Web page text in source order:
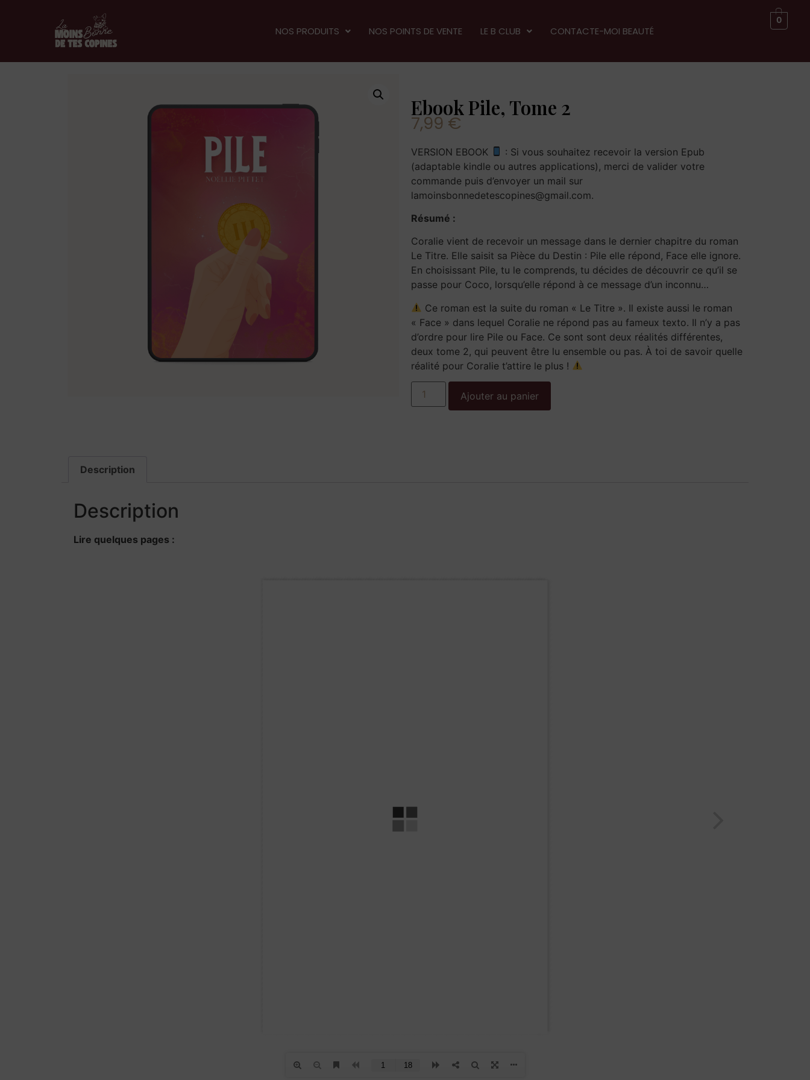
NOS PRODUITS NOS POINTS DE VENTE LE B CLUB CONTACTE-MOI BEAUTÉ
0
Ebook Pile, Tome 2
7,99 €
VERSION EBOOK
: Si vous souhaitez recevoir la version Epub
(adaptable kindle ou autres applications), merci de valider votre
commande puis d’envoyer un mail sur
lamoinsbonnedetescopines@gmail.com.
Résumé :
Coralie vient de recevoir un message dans le dernier chapitre du roman
Le Titre. Elle saisit sa Pièce du Destin : Pile elle répond, Face elle ignore.
En choisissant Pile, tu le comprends, tu décides de découvrir ce qu’il se
passe pour Coco, lorsqu’elle répond à ce message d’un inconnu…
Ce roman est la suite du roman « Le Titre ». Il existe aussi le roman
« Face » dans lequel Coralie ne répond pas au fameux texto. Il n’y a pas
d’ordre pour lire Pile ou Face. Ce sont sont deux réalités différentes,
deux tome 2, qui peuvent être lu ensemble ou pas. À toi de savoir quelle
réalité pour Coralie t’attire le plus !
Ajouter au panier
Description
Description
Lire quelques pages :